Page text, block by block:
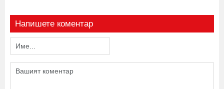
Напишете коментар